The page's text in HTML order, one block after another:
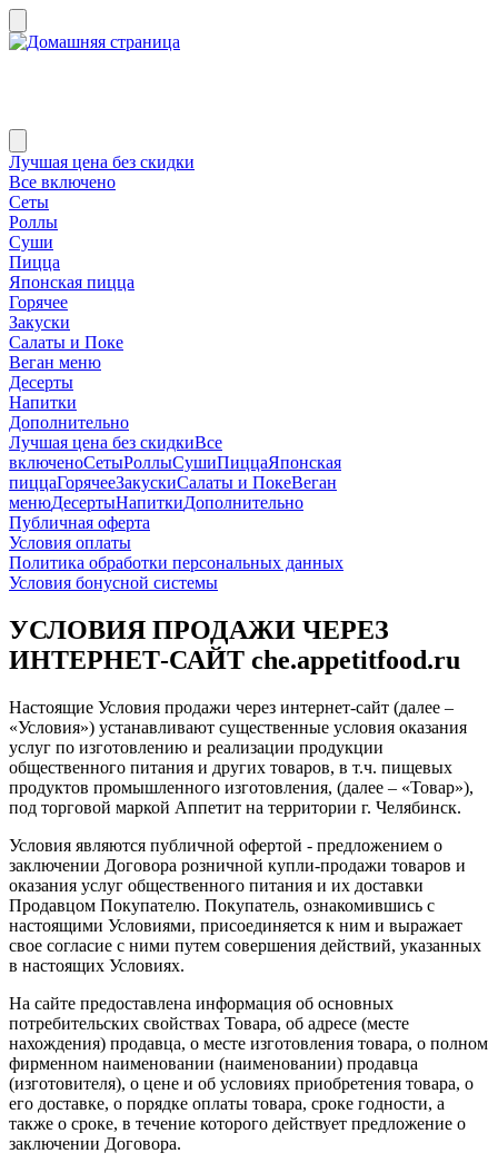
Лучшая цена без скидки
Все включено
Сеты
Роллы
Суши
Пицца
Японская пицца
Горячее
Закуски
Салаты и Поке
Веган меню
Десерты
Напитки
Дополнительно
Лучшая цена без скидкиВсе
включеноСетыРоллыСушиПиццаЯпонская
пиццаГорячееЗакускиСалаты и ПокеВеган
менюДесертыНапиткиДополнительно
Публичная оферта
Условия оплаты
Политика обработки персональных данных
Условия бонусной системы
УСЛОВИЯ ПРОДАЖИ ЧЕРЕЗ
ИНТЕРНЕТ-САЙТ che.appetitfood.ru
Настоящие Условия продажи через интернет-сайт (далее –
«Условия») устанавливают существенные условия оказания
услуг по изготовлению и реализации продукции
общественного питания и других товаров, в т.ч. пищевых
продуктов промышленного изготовления, (далее – «Товар»),
под торговой маркой Аппетит на территории г. Челябинск.
Условия являются публичной офертой - предложением о
заключении Договора розничной купли-продажи товаров и
оказания услуг общественного питания и их доставки
Продавцом Покупателю. Покупатель, ознакомившись с
настоящими Условиями, присоединяется к ним и выражает
свое согласие с ними путем совершения действий, указанных
в настоящих Условиях.
На сайте предоставлена информация об основных
потребительских свойствах Товара, об адресе (месте
нахождения) продавца, о месте изготовления товара, о полном
фирменном наименовании (наименовании) продавца
(изготовителя), о цене и об условиях приобретения товара, о
его доставке, о порядке оплаты товара, сроке годности, а
также о сроке, в течение которого действует предложение о
заключении Договора.